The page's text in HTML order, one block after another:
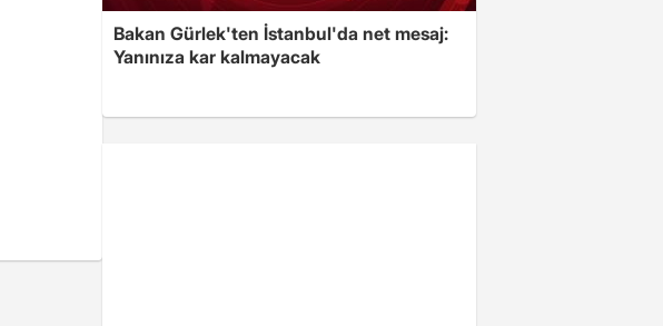
Bakan Gürlek'ten İstanbul'da net mesaj:
Yanınıza kar kalmayacak